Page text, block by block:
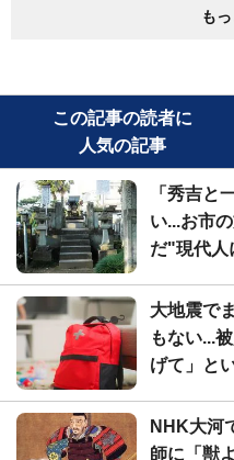
も
この記事の読者に
人気の記事
「秀吉と
い...お市
だ"現代人
大地震で
もない...
げて」と
NHK大河
師に「獣